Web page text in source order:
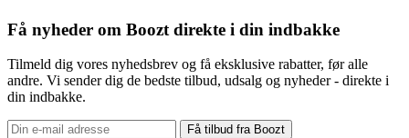
Få nyheder om Boozt direkte i din indbakke
Tilmeld dig vores nyhedsbrev og få eksklusive rabatter, før alle
andre. Vi sender dig de bedste tilbud, udsalg og nyheder - direkte i
din indbakke.
Få tilbud fra Boozt